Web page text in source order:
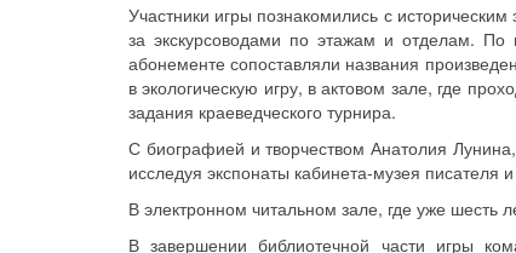
Участники игры познакомились с
за экскурсоводами по этажам и отделам.
абонементе сопоставляли названия
в экологическую игру, в актовом зале, где
задания краеведческого турнира.
С биографией и творчеством Анатолия
исследуя экспонаты кабинета-музея
В электронном читальном зале, где уже шесть
В завершении библиотечной части игры